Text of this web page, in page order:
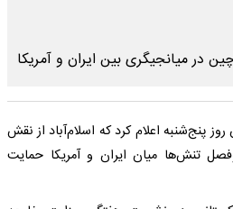
پنج‌شنبه اعلام کرد که اسلام‌آباد از نقش
تنش‌ها میان ایران و آمریکا حمایت